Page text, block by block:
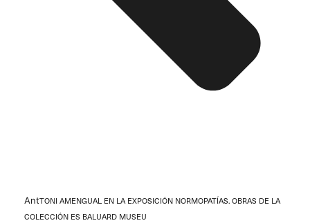
AntTONI AMENGUAL EN LA EXPOSICIÓN NORMOPATÍAS. OBRAS DE LA
COLECCIÓN ES BALUARD MUSEU